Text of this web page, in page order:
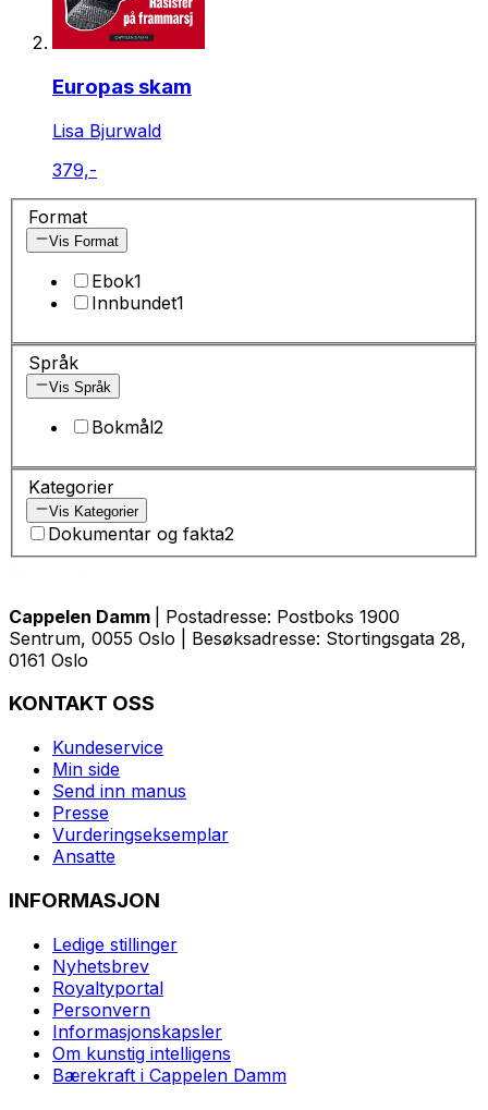
Europas skam
Lisa Bjurwald
379,-
Format
Vis Format
Ebok1
Innbundet1
Språk
Vis Språk
Bokmål2
Kategorier
Vis Kategorier
Dokumentar og fakta2
Cappelen Damm
| Postadresse: Postboks 1900
Sentrum, 0055 Oslo | Besøksadresse: Stortingsgata 28,
0161 Oslo
KONTAKT OSS
Kundeservice
Min side
Send inn manus
Presse
Vurderingseksemplar
Ansatte
INFORMASJON
Ledige stillinger
Nyhetsbrev
Royaltyportal
Personvern
Informasjonskapsler
Om kunstig intelligens
Bærekraft i Cappelen Damm